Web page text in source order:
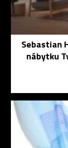
Sebastian
nábytku